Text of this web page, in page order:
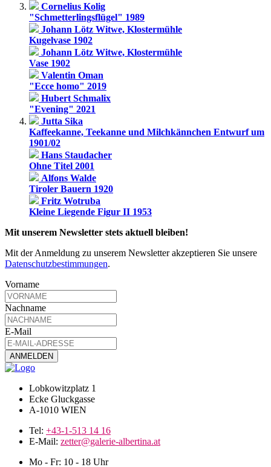
Cornelius Kolig
"Schmetterlingsflügel" 1989
Johann Lötz Witwe, Klostermühle
Kugelvase 1902
Johann Lötz Witwe, Klostermühle
Vase 1902
Valentin Oman
"Ecce homo" 2019
Hubert Schmalix
"Evening" 2021
Jutta Sika
Kaffeekanne, Teekanne und Milchkännchen Entwurf um
1901/02
Hans Staudacher
Ohne Titel 2001
Alfons Walde
Tiroler Bauern 1920
Fritz Wotruba
Kleine Liegende Figur II 1953
Mit unserem Newsletter stets aktuell bleiben!
Mit der Anmeldung zu unserem Newsletter akzeptieren Sie unsere
Datenschutzbestimmungen.
Vorname
Nachname
E-Mail
Lobkowitzplatz 1
Ecke Gluckgasse
A-1010 WIEN
Tel: +43-1-513 14 16
E-Mail: zetter@galerie-albertina.at
Mo - Fr: 10 - 18 Uhr